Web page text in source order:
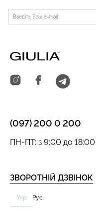
(097) 200 0 200
ЗВОРОТНІЙ ДЗВІНОК
ПН-ПТ: з 9:00 до 18:00
Укр Рус
HIPSTER BRIEFS
(бежевий) Giulia